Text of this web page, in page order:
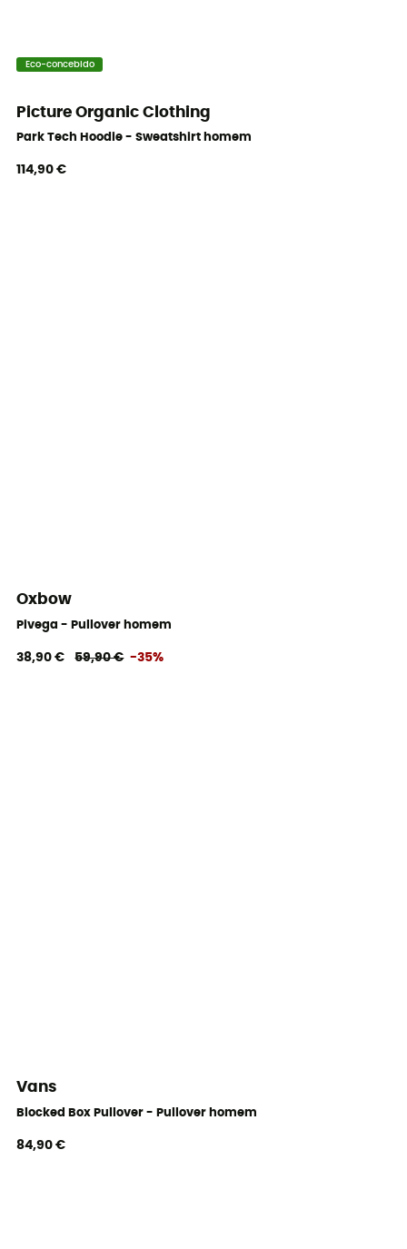
Eco-concebido
Picture Organic Clothing
Park Tech Hoodie - Sweatshirt homem
114,90 €
Oxbow
Pivega - Pullover homem
38,90 € 59,90 € -35%
Vans
Blocked Box Pullover - Pullover homem
84,90 €